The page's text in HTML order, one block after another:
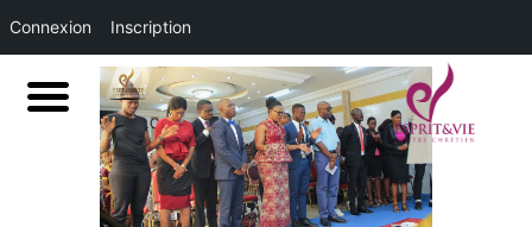
Connexion Inscription